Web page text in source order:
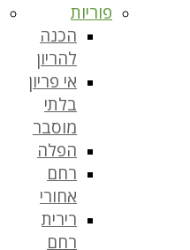
פוריות
הכנה
להריון
אי פריון
בלתי
מוסבר
הפלה
רחם
אחורי
רירית
רחם